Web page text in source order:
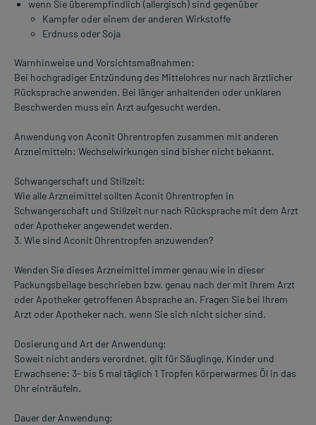
wenn Sie überempfindlich (allergisch) sind gegenüber
Kampfer oder einem der anderen Wirkstoffe
Erdnuss oder Soja
Warnhinweise und Vorsichtsmaßnahmen:
Bei hochgradiger Entzündung des Mittelohres nur nach ärztlicher
Rücksprache anwenden. Bei länger anhaltenden oder unklaren
Beschwerden muss ein Arzt aufgesucht werden.
Anwendung von Aconit Ohrentropfen zusammen mit anderen
Arzneimitteln: Wechselwirkungen sind bisher nicht bekannt.
Schwangerschaft und Stillzeit:
Wie alle Arzneimittel sollten Aconit Ohrentropfen in
Schwangerschaft und Stillzeit nur nach Rücksprache mit dem Arzt
oder Apotheker angewendet werden.
3. Wie sind Aconit Ohrentropfen anzuwenden?
Wenden Sie dieses Arzneimittel immer genau wie in dieser
Packungsbeilage beschrieben bzw. genau nach der mit Ihrem Arzt
oder Apotheker getroffenen Absprache an. Fragen Sie bei Ihrem
Arzt oder Apotheker nach, wenn Sie sich nicht sicher sind.
Dosierung und Art der Anwendung:
Soweit nicht anders verordnet, gilt für Säuglinge, Kinder und
Erwachsene: 3- bis 5 mal täglich 1 Tropfen körperwarmes Öl in das
Ohr einträufeln.
Dauer der Anwendung: